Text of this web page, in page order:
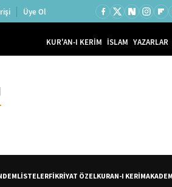
Üye Ol
KUR'AN-I KERİM İSLAM YAZARLAR
LİSTELERFİKRİYAT ÖZELKURAN-I KERİM